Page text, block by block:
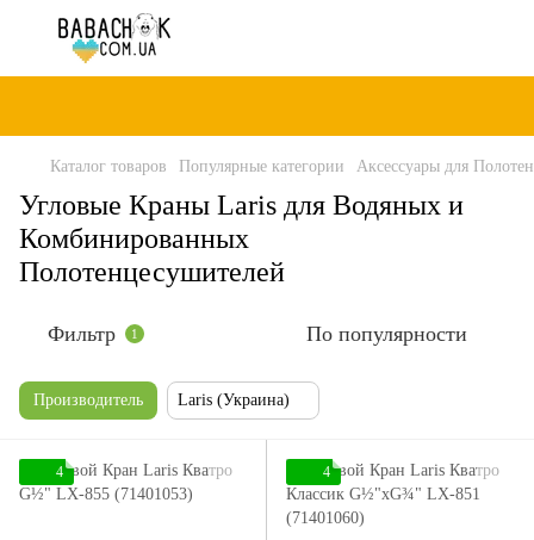
Каталог товаров Популярные категории Аксессуары для
Угловые Краны Laris для Водяных и
Комбинированных
Полотенцесушителей
Фильтр 1 По популярности
Производитель Laris (Украина)
4 4